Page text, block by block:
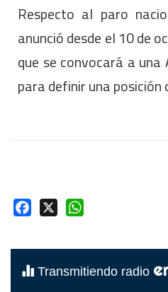
Respecto al paro
anunció desde el 10 de
que se convocará a
para definir una posición
Facebook
Transmitiendo radio